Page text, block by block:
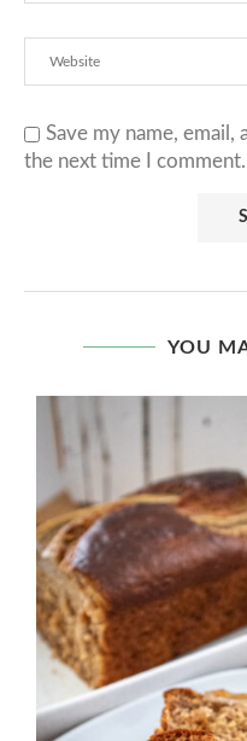
Save my name,
the next time I comment.
YOU